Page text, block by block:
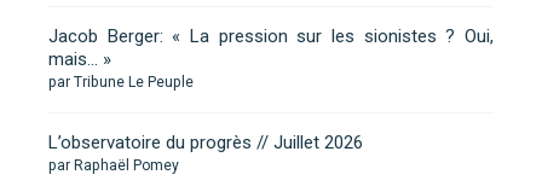
Jacob Berger: « La pression sur les sionistes ? Oui,
mais… »
par Tribune Le Peuple
L’observatoire du progrès // Juillet 2026
par Raphaël Pomey